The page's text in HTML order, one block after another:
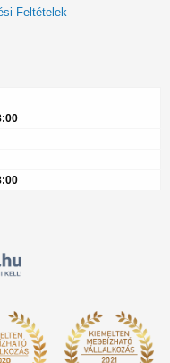
Feltételek